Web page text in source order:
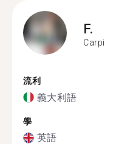
F.
Carpi
流利
義大利語
學
英語